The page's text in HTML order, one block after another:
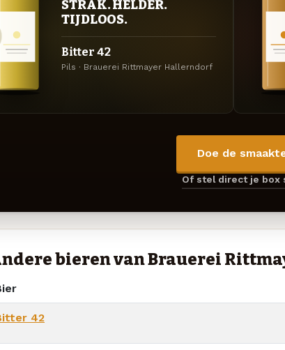
STRAK. HELDER.
TIJDLOOS.
Bitter 42
Pils · Brauerei Rittmayer Hallerndorf
Doe de
Of stel direct je box
bieren van Brauerei
42